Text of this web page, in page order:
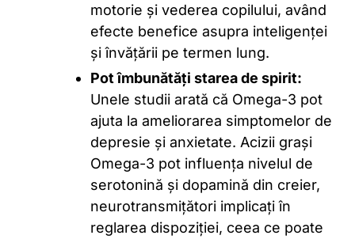
motorie și vederea copilului, având
efecte benefice asupra inteligenței
și învățării pe termen lung.
Pot îmbunătăți starea de spirit:
Unele studii arată că Omega-3 pot
ajuta la ameliorarea simptomelor de
depresie și anxietate. Acizii grași
Omega-3 pot influența nivelul de
serotonină și dopamină din creier,
neurotransmițători implicați în
reglarea dispoziției, ceea ce poate